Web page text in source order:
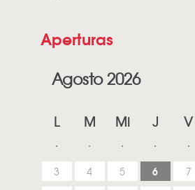
Aperturas
Agosto 2026
L M Mi J V
3 4 5 6 7